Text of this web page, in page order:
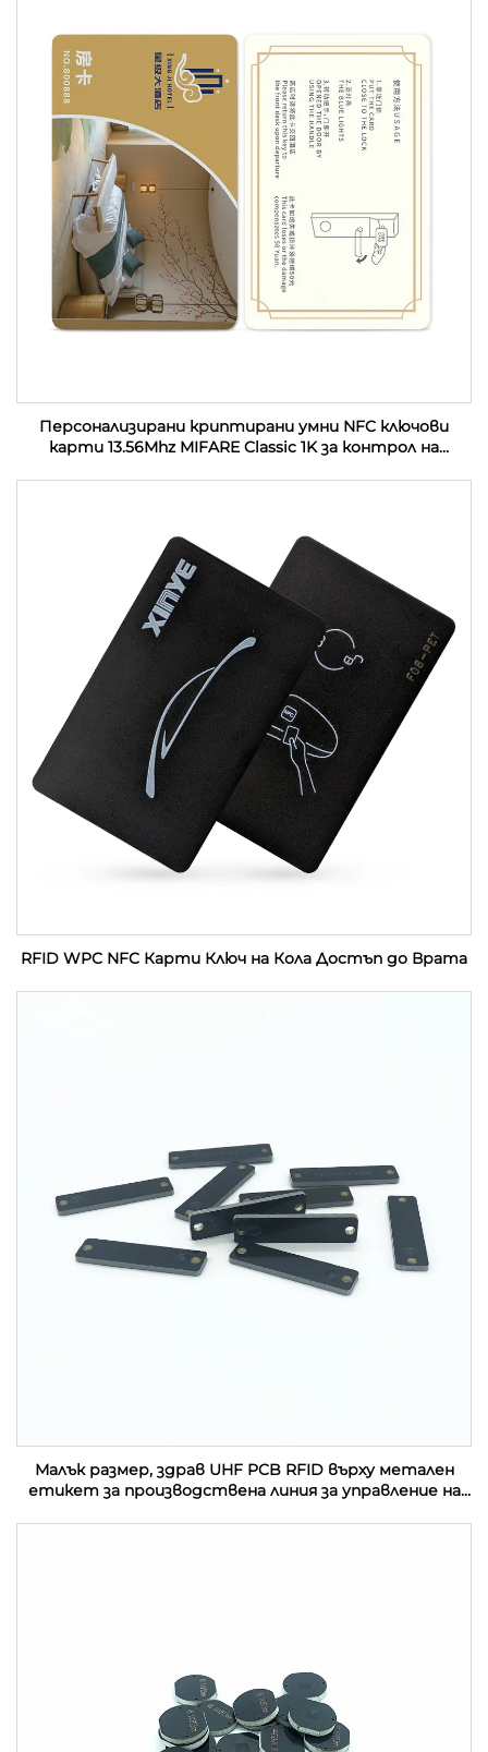
Персонализирани криптирани умни NFC ключови
карти 13.56Mhz MIFARE Classic 1K за контрол на
RFID WPC NFC Карти Ключ на Кола Достъп до Врата
Малък размер, здрав UHF PCB RFID върху метален
етикет за производствена линия за управление на